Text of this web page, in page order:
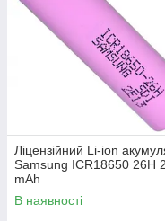
Ліцензійний Li-ion
Samsung ICR18650 26H
mAh
В наявності